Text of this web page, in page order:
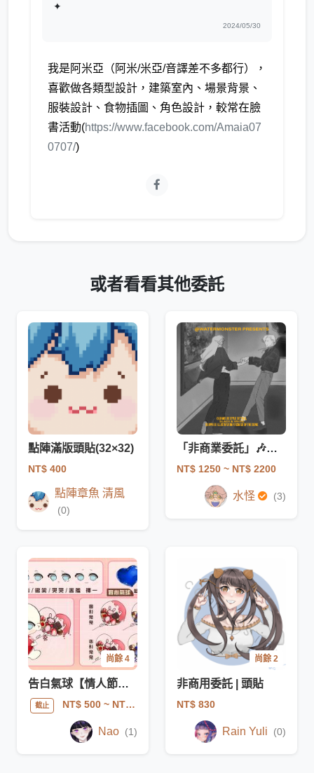
✦
2024/05/30
我是阿米亞（阿米/米亞/音譯差不多都行），
喜歡做各類型設計，建築室內、場景背景、
服裝設計、食物插圖、角色設計，較常在臉
書活動(https://www.facebook.com/Amaia07
0707/)
或者看看其他委託
點陣滿版頭貼(32×32)
NT$ 400
點陣章魚 清風
(0)
「非商業委託」🎶歌曲繪驚喜包🎶
NT$ 1250 ~ NT$ 2200
水怪 (3)
尚餘 4
告白氣球【情人節限定模板】
截止 NT$ 500~ NT$ 600
Nao (1)
尚餘 2
非商用委託 | 頭貼
NT$ 830
Rain Yuli (0)